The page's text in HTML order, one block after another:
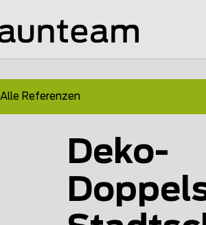
Alle Referenzen
Deko-